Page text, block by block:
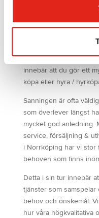
grovdammsugare /
singelskurmaskiner
kombination med att vi
produktgaranti och
innebär att du gör ett
köpa eller hyra /
Sanningen är ofta
som överlever längst
mycket god anledning.
service, försäljning &
i Norrköping har vi
behoven som finns
Detta i sin tur innebär
tjänster som
behov och önskemål.
hur våra högkvalitativa